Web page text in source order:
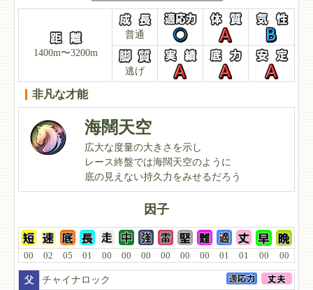
1400m〜3200m
普通
逃げ
非凡な才能
海闊天空
広大な度量の大きさを示し
レース終盤では海闊天空のように
底の見えない持久力をみせるだろう
因子
00 02 05 01 00 00 00 00 00 00 01 01 00 00
父
チャイナロック